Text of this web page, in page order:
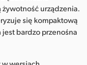
żywotność urządzenia.
się kompaktową
bardzo przenośna